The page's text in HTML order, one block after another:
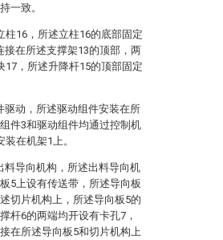
一致。
柱16，所述立柱16的底部固定
在所述支撑架13的顶部，两
17，所述升降杆15的顶部固定
驱动，所述驱动组件安装在所
件3和驱动组件均通过控制机
在机架1上。
料导向机构，所述出料导向机
5上设有传送带，所述导向板
切片机构上，所述导向板5的
杆6的两端均开设有卡孔7，
在所述导向板5和切片机构上